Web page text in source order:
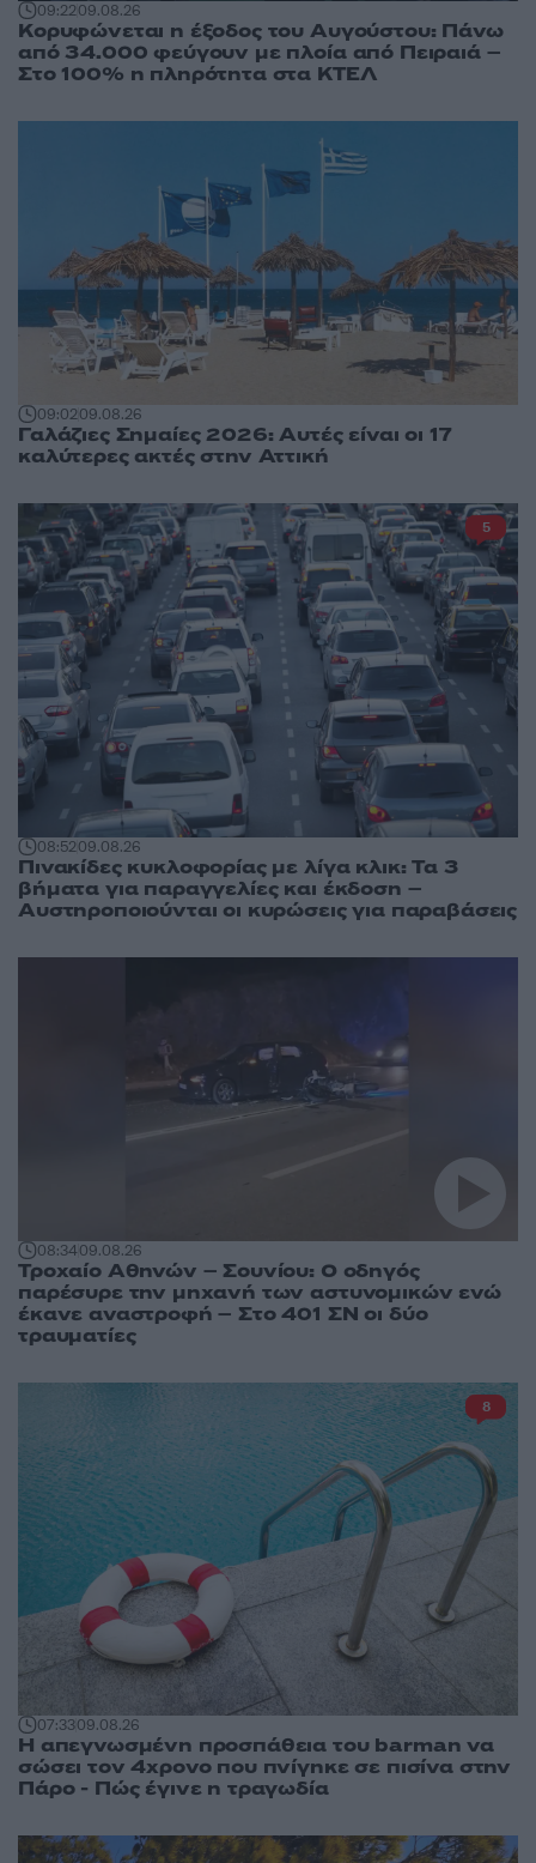
09:2209.08.26
Κορυφώνεται η έξοδος του Αυγούστου: Πάνω
από 34.000 φεύγουν με πλοία από Πειραιά –
Στο 100% η πληρότητα στα ΚΤΕΛ
09:0209.08.26
Γαλάζιες Σημαίες 2026: Αυτές είναι οι 17
καλύτερες ακτές στην Αττική
08:5209.08.26
Πινακίδες κυκλοφορίας με λίγα κλικ: Τα 3
βήματα για παραγγελίες και έκδοση –
Αυστηροποιούνται οι κυρώσεις για παραβάσεις
5
08:3409.08.26
Τροχαίο Αθηνών – Σουνίου: Ο οδηγός
παρέσυρε την μηχανή των αστυνομικών ενώ
έκανε αναστροφή – Στο 401 ΣΝ οι δύο
τραυματίες
07:3309.08.26
Η απεγνωσμένη προσπάθεια του barman να
σώσει τον 4χρονο που πνίγηκε σε πισίνα στην
Πάρο - Πώς έγινε η τραγωδία
8